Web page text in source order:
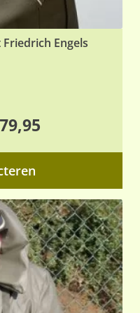
Engels
Prijsklasse:
€72,95
€79,95